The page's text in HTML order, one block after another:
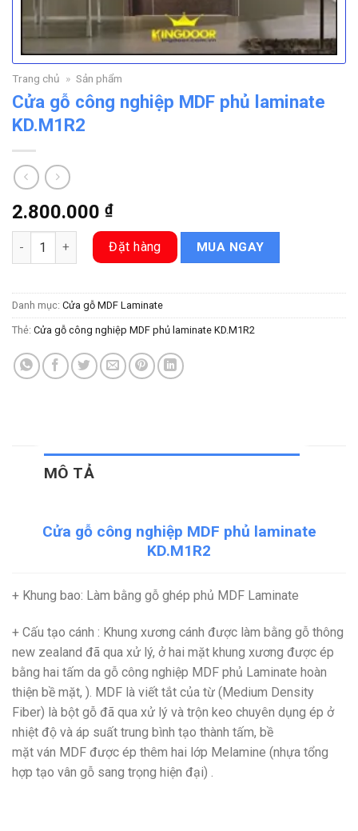
Trang chủ » Sản phẩm
Cửa gỗ công nghiệp MDF phủ laminate
KD.M1R2
2.800.000 ₫
Cửa gỗ công nghiệp MDF phủ laminate KD.M1R2 số lượng
Đặt hàng MUA NGAY
Danh mục: Cửa gỗ MDF Laminate
Thẻ: Cửa gỗ công nghiệp MDF phủ laminate KD.M1R2
MÔ TẢ
Cửa gỗ công nghiệp MDF phủ laminate
KD.M1R2
+ Khung bao: Làm bằng gỗ ghép phủ MDF Laminate
+ Cấu tạo cánh : Khung xương cánh được làm bằng gỗ thông
new zealand đã qua xử lý, ở hai mặt khung xương được ép
bằng hai tấm da gỗ công nghiệp MDF phủ Laminate hoàn
thiện bề mặt, ). MDF là viết tắt của từ (Medium Density
Fiber) là bột gỗ đã qua xử lý và trộn keo chuyên dụng ép ở
nhiệt độ và áp suất trung bình tạo thành tấm, bề
mặt ván MDF được ép thêm hai lớp Melamine (nhựa tổng
hợp tạo vân gỗ sang trọng hiện đại) .